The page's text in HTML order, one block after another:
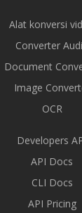
Alat konversi
Converter
Document
Image
OCR
Developers
API Docs
CLI Docs
API Pricing